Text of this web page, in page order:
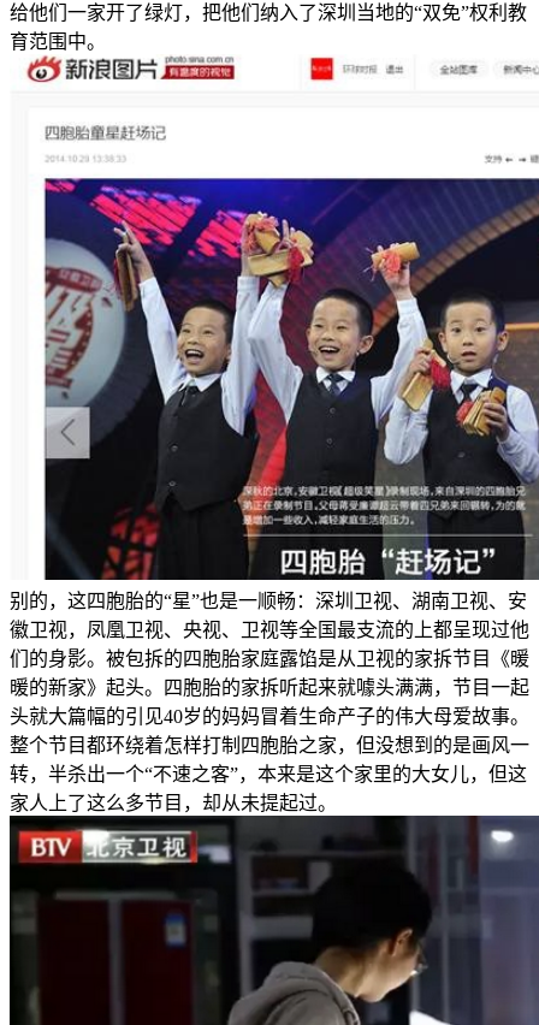
给他们一家开了绿灯，把他们纳入了深圳当地的“双免”权利教
育范围中。
别的，这四胞胎的“星”也是一顺畅：深圳卫视、湖南卫视、安
徽卫视，凤凰卫视、央视、卫视等全国最支流的上都呈现过他
们的身影。被包拆的四胞胎家庭露馅是从卫视的家拆节目《暖
暖的新家》起头。四胞胎的家拆听起来就噱头满满，节目一起
头就大篇幅的引见40岁的妈妈冒着生命产子的伟大母爱故事。
整个节目都环绕着怎样打制四胞胎之家，但没想到的是画风一
转，半杀出一个“不速之客”，本来是这个家里的大女儿，但这
家人上了这么多节目，却从未提起过。